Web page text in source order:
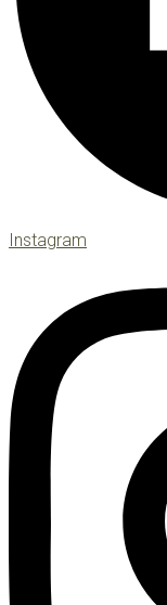
Instagram